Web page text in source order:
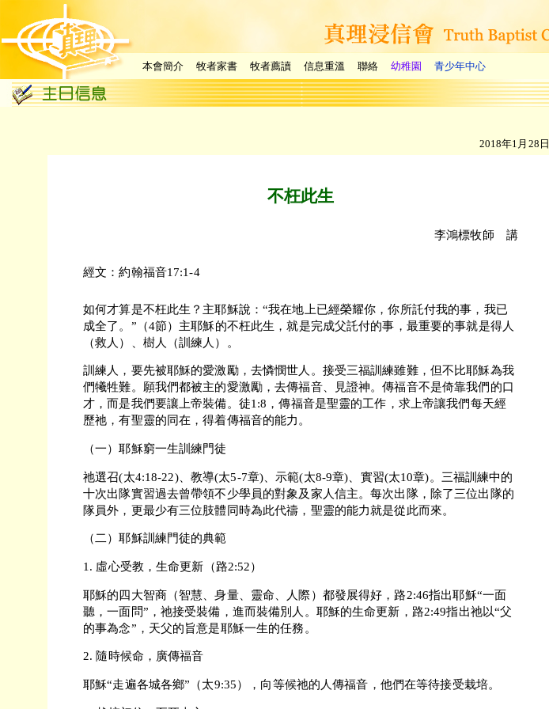
本會簡介 牧者家書 牧者薦讀 信息重溫 聯絡 幼稚園 青少年中心
2018年1月28日
不枉此生
李鴻標牧師 講
經文：約翰福音17:1-4
如何才算是不枉此生？主耶穌說：“我在地上已經榮耀你，你所託付我的事，我已
成全了。”（4節）主耶穌的不枉此生，就是完成父託付的事，最重要的事就是得人
（救人）、樹人（訓練人）。
訓練人，要先被耶穌的愛激勵，去憐憫世人。接受三福訓練雖難，但不比耶穌為我
們犧牲難。願我們都被主的愛激勵，去傳福音、見證神。傳福音不是倚靠我們的口
才，而是我們要讓上帝裝備。徒1:8，傳福音是聖靈的工作，求上帝讓我們每天經
歷祂，有聖靈的同在，得着傳福音的能力。
（一）耶穌窮一生訓練門徒
祂選召(太4:18-22)、教導(太5-7章)、示範(太8-9章)、實習(太10章)。三福訓練中的
十次出隊實習過去曾帶領不少學員的對象及家人信主。每次出隊，除了三位出隊的
隊員外，更最少有三位肢體同時為此代禱，聖靈的能力就是從此而來。
（二）耶穌訓練門徒的典範
1. 虛心受教，生命更新（路2:52）
耶穌的四大智商（智慧、身量、靈命、人際）都發展得好，路2:46指出耶穌“一面
聽，一面問”，祂接受裝備，進而裝備別人。耶穌的生命更新，路2:49指出祂以“父
的事為念”，天父的旨意是耶穌一生的任務。
2. 隨時候命，廣傳福音
耶穌“走遍各城各鄉”（太9:35），向等候祂的人傳福音，他們在等待接受栽培。